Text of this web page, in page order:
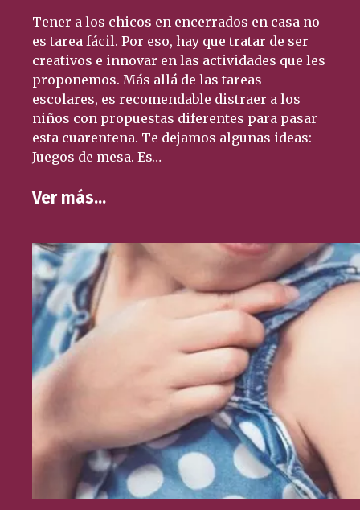
Tener a los chicos en encerrados en casa no
es tarea fácil. Por eso, hay que tratar de ser
creativos e innovar en las actividades que les
proponemos. Más allá de las tareas
escolares, es recomendable distraer a los
niños con propuestas diferentes para pasar
esta cuarentena. Te dejamos algunas ideas:
Juegos de mesa. Es…
Ver más…